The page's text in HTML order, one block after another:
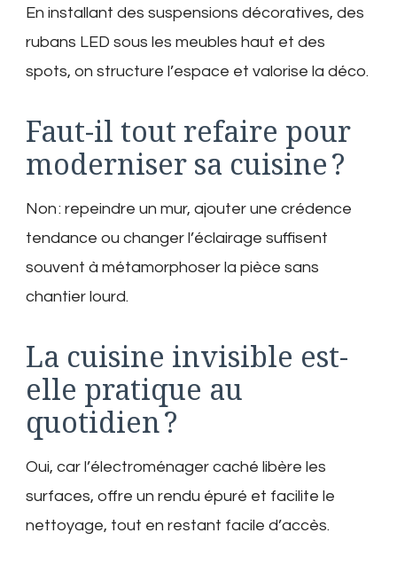
En installant des suspensions décoratives, des
rubans LED sous les meubles haut et des
spots, on structure l’espace et valorise la déco.
Faut-il tout refaire pour
moderniser sa cuisine ?
Non : repeindre un mur, ajouter une crédence
tendance ou changer l’éclairage suffisent
souvent à métamorphoser la pièce sans
chantier lourd.
La cuisine invisible est-
elle pratique au
quotidien ?
Oui, car l’électroménager caché libère les
surfaces, offre un rendu épuré et facilite le
nettoyage, tout en restant facile d’accès.